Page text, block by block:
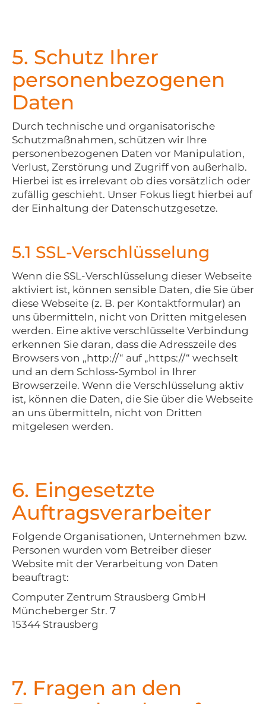
5. Schutz Ihrer
personenbezogenen
Daten
Durch technische und organisatorische
Schutzmaßnahmen, schützen wir Ihre
personenbezogenen Daten vor Manipulation,
Verlust, Zerstörung und Zugriff von außerhalb.
Hierbei ist es irrelevant ob dies vorsätzlich oder
zufällig geschieht. Unser Fokus liegt hierbei auf
der Einhaltung der Datenschutzgesetze.
5.1 SSL-Verschlüsselung
Wenn die SSL-Verschlüsselung dieser Webseite
aktiviert ist, können sensible Daten, die Sie über
diese Webseite (z. B. per Kontaktformular) an
uns übermitteln, nicht von Dritten mitgelesen
werden. Eine aktive verschlüsselte Verbindung
erkennen Sie daran, dass die Adresszeile des
Browsers von „http://“ auf „https://“ wechselt
und an dem Schloss-Symbol in Ihrer
Browserzeile. Wenn die Verschlüsselung aktiv
ist, können die Daten, die Sie über die Webseite
an uns übermitteln, nicht von Dritten
mitgelesen werden.
6. Eingesetzte
Auftragsverarbeiter
Folgende Organisationen, Unternehmen bzw.
Personen wurden vom Betreiber dieser
Website mit der Verarbeitung von Daten
beauftragt:
Computer Zentrum Strausberg GmbH
Müncheberger Str. 7
15344 Strausberg
7. Fragen an den